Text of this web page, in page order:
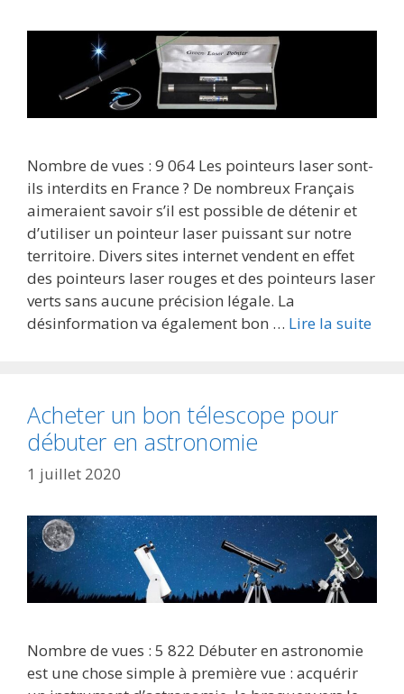
Nombre de vues : 9 064 Les pointeurs laser sont-
ils interdits en France ? De nombreux Français
aimeraient savoir s’il est possible de détenir et
d’utiliser un pointeur laser puissant sur notre
territoire. Divers sites internet vendent en effet
des pointeurs laser rouges et des pointeurs laser
verts sans aucune précision légale. La
désinformation va également bon … Lire la suite
Acheter un bon télescope pour
débuter en astronomie
1 juillet 2020
Nombre de vues : 5 822 Débuter en astronomie
est une chose simple à première vue : acquérir